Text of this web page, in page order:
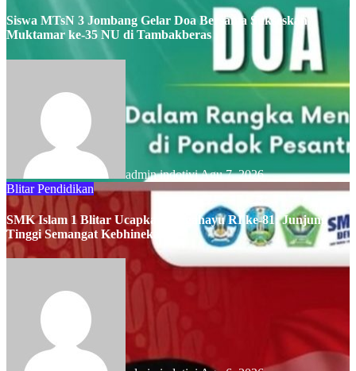
Siswa MTsN 3 Jombang Gelar Doa Bersama Sukseskan
Muktamar ke-35 NU di Tambakberas
admin indotiviAgu 7, 2026
BlitarPendidikan
SMK Islam 1 Blitar Ucapkan Dirgahayu RI ke-81: Junjung
Tinggi Semangat Kebhinekaan